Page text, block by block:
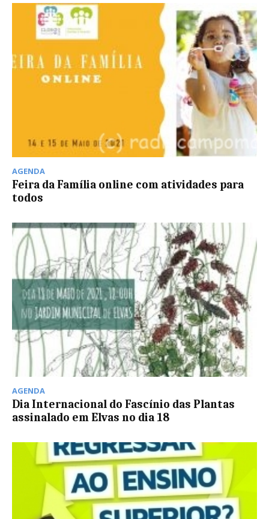
AGENDA
Feira da Família online com atividades para
todos
AGENDA
Dia Internacional do Fascínio das Plantas
assinalado em Elvas no dia 18